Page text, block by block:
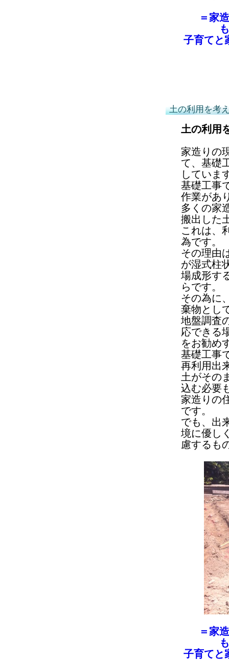
＝家
子育てと
土の利用を考
土の利用
家造りの
て、基礎
していま
基礎工事
作業があ
多くの家
搬出した
これは、
為です。
その理由
が湿式柱
場成形す
らです。
その為に
棄物とし
地盤調査
応できる
をお勧め
基礎工事
再利用出
土がその
込む必要
家造りの
です。
でも、出
境に優し
慮するも
＝家
子育てと